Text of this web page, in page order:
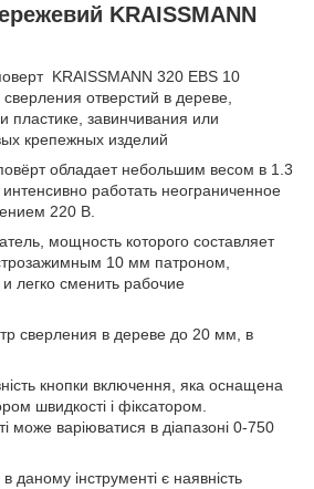
KRAISSMANN
KRAISSMANN 320 EBS 10
отверстий в дереве,
пластике, завинчивания или
крепежных изделий
обладает небольшим весом в 1.3
работать неограниченное
220 В.
мощность которого составляет
10 мм патроном,
легко сменить рабочие
сверления в дереве до 20 мм, в
кнопки включення, яка оснащена
швидкості і фіксатором.
може варіюватися в діапазоні 0-750
даному інструменті є наявність